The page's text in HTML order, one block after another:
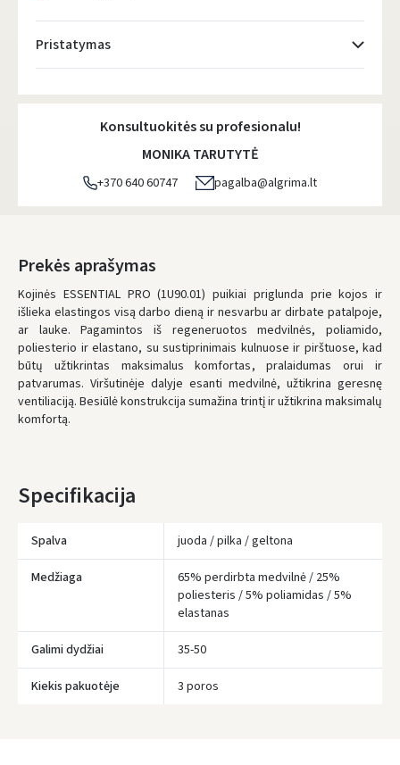
Pristatymas
Atsiėmimo taškai- 0.00 €
DPD kurjeris - 5.00 €
DPD paštomatai- 4.00 €
LP Express paštomatai
LP Express kurjeris- 4.00 €
Pirmadienį, Rugpjūčio 10 d.
UŽSAKYMUS NUO80 € PRISTATOME NEMOKAMAI!
IKI NEMOKAMO PRISTATYMO TRŪKSTA:80 €
* Pristatymo terminai yra preliminarūs ir gali priklausyti nuo kurjerių
Konsultuokitės su profesionalu!
MONIKA TARUTYTĖ
+370 640 60747 pagalba@algrima.lt
Prekės aprašymas
Kojinės ESSENTIAL PRO (1U90.01) puikiai priglunda prie kojos ir
išlieka elastingos visą darbo dieną ir nesvarbu ar dirbate patalpoje,
ar lauke. Pagamintos iš regeneruotos medvilnės, poliamido,
poliesterio ir elastano, su sustiprinimais kulnuose ir pirštuose, kad
būtų užtikrintas maksimalus komfortas, pralaidumas orui ir
patvarumas. Viršutinėje dalyje esanti medvilnė, užtikrina geresnę
ventiliaciją. Besiūlė konstrukcija sumažina trintį ir užtikrina maksimalų
komfortą.
Specifikacija
Spalva juoda / pilka / geltona
Medžiaga
65% perdirbta medvilnė / 25%
poliesteris / 5% poliamidas / 5%
elastanas
Galimi dydžiai 35-50
Kiekis pakuotėje 3 poros
Įvertinimas: